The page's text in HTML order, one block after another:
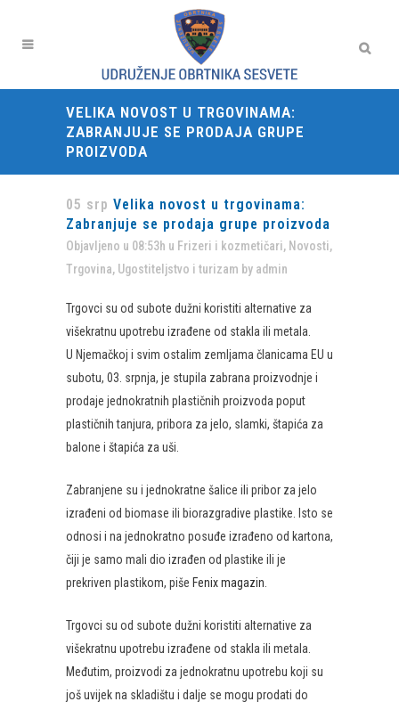
VELIKA NOVOST U TRGOVINAMA:
ZABRANJUJE SE PRODAJA GRUPE
PROIZVODA
05 srp Velika novost u trgovinama:
Zabranjuje se prodaja grupe proizvoda
Objavljeno u 08:53h u Frizeri i kozmetičari, Novosti,
Trgovina, Ugostiteljstvo i turizam by admin
Trgovci su od subote dužni koristiti alternative za
višekratnu upotrebu izrađene od stakla ili metala.
U Njemačkoj i svim ostalim zemljama članicama EU u
subotu, 03. srpnja, je stupila zabrana proizvodnje i
prodaje jednokratnih plastičnih proizvoda poput
plastičnih tanjura, pribora za jelo, slamki, štapića za
balone i štapića za uši.
Zabranjene su i jednokratne šalice ili pribor za jelo
izrađeni od biomase ili biorazgradive plastike. Isto se
odnosi i na jednokratno posuđe izrađeno od kartona,
čiji je samo mali dio izrađen od plastike ili je
prekriven plastikom, piše Fenix magazin
Trgovci su od subote dužni koristiti alternative za
višekratnu upotrebu izrađene od stakla ili metala.
Međutim, proizvodi za jednokratnu upotrebu koji su
još uvijek na skladištu i dalje se mogu prodati do